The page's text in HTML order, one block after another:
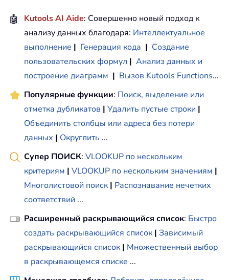
🤖 Kutools AI Aide: Совершенно новый подход к
анализу данных благодаря: Интеллектуальное
выполнение | Генерация кода | Создание
пользовательских формул | Анализ данных и
построение диаграмм | Вызов Kutools Functions…
Популярные функции: Поиск, выделение или
отметка дубликатов | Удалить пустые строки |
Объединить столбцы или адреса без потери
данных | Округлить ...
Супер ПОИСК: VLOOKUP по нескольким
критериям | VLOOKUP по нескольким значениям |
Многолистовой поиск | Распознавание нечетких
соответствий ...
Расширенный раскрывающийся список: Быстро
создать раскрывающийся список | Зависимый
раскрывающийся список | Множественный выбор
в раскрывающемся списке ...